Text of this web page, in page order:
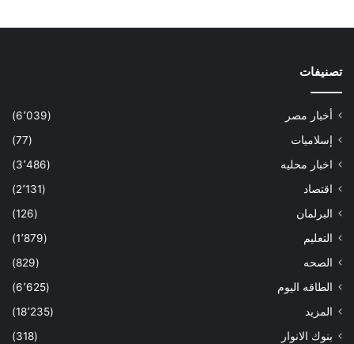
تصنيفات
أخبار مصر
(6٬039)
إسلاميات
(77)
اخبار محليه
(3٬486)
اقتصاد
(2٬131)
البرلمان
(126)
التعليم
(1٬879)
الصحه
(829)
الطاقه اليوم
(6٬625)
المزيد
(18٬235)
بنوك الانوار
(318)